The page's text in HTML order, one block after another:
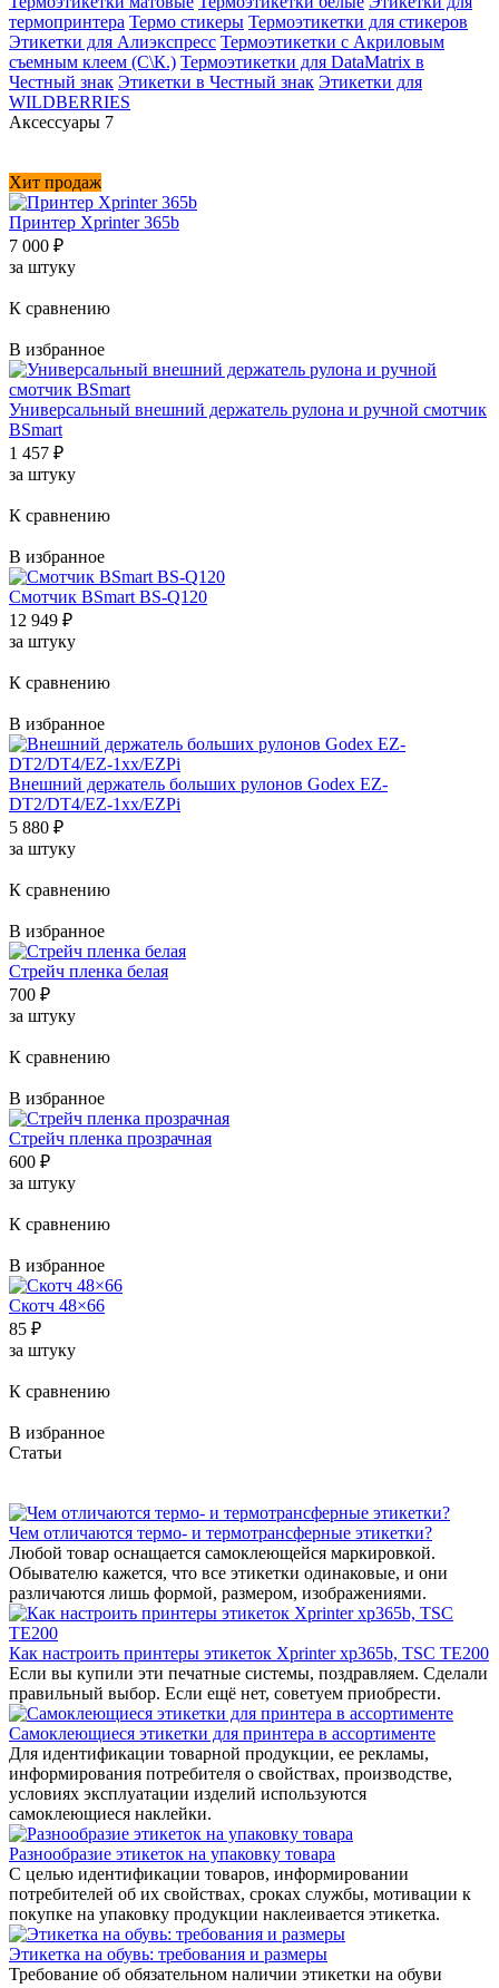
термопринтера Термо стикеры Термоэтикетки для стикеров
Этикетки для Алиэкспресс Термоэтикетки с Акриловым
съемным клеем (С\К.) Термоэтикетки для DataMatrix в
Честный знак Этикетки в Честный знак Этикетки для
WILDBERRIES
Аксессуары 7
Хит продаж
Принтер Xprinter 365b
7 000 ₽
за штуку
К сравнению
В избранное
Универсальный внешний держатель рулона и ручной смотчик
BSmart
1 457 ₽
за штуку
К сравнению
В избранное
Смотчик BSmart BS-Q120
12 949 ₽
за штуку
К сравнению
В избранное
Внешний держатель больших рулонов Godex EZ-
DT2/DT4/EZ-1xx/EZPi
5 880 ₽
за штуку
К сравнению
В избранное
Стрейч пленка белая
700 ₽
за штуку
К сравнению
В избранное
Стрейч пленка прозрачная
600 ₽
за штуку
К сравнению
В избранное
Скотч 48×66
85 ₽
за штуку
К сравнению
В избранное
Статьи
Чем отличаются термо- и термотрансферные этикетки?
Любой товар оснащается самоклеющейся маркировкой.
Обывателю кажется, что все этикетки одинаковые, и они
различаются лишь формой, размером, изображениями.
Как настроить принтеры этикеток Xprinter xp365b, TSC TE200
Если вы купили эти печатные системы, поздравляем. Сделали
правильный выбор. Если ещё нет, советуем приобрести.
Самоклеющиеся этикетки для принтера в ассортименте
Для идентификации товарной продукции, ее рекламы,
информирования потребителя о свойствах, производстве,
условиях эксплуатации изделий используются
самоклеющиеся наклейки.
Разнообразие этикеток на упаковку товара
С целью идентификации товаров, информировании
потребителей об их свойствах, сроках службы, мотивации к
покупке на упаковку продукции наклеивается этикетка.
Этикетка на обувь: требования и размеры
Требование об обязательном наличии этикетки на обуви